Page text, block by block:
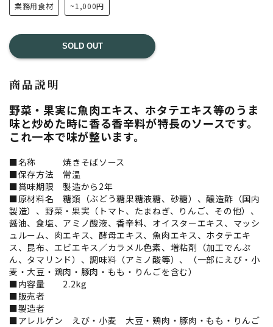
業務用食材 ~1,000円
SOLD OUT
商品説明
野菜・果実に魚肉エキス、ホタテエキス等のうま
味と炒めた時に香る香辛料が特長のソースです。
これ一本で味が整います。
■名称 焼きそばソース
■保存方法 常温
■賞味期限 製造から2年
■原材料名 糖類（ぶどう糖果糖液糖、砂糖）、醸造酢（国内
製造）、野菜・果実（トマト、たまねぎ、りんご、その他）、
醤油、食塩、アミノ酸液、香辛料、オイスターエキス、マッシ
ュルーム、肉エキス、酵母エキス、魚肉エキス、ホタテエキ
ス、昆布、エビエキス／カラメル色素、増粘剤（加工でんぷ
ん、タマリンド）、調味料（アミノ酸等）、（一部にえび・小
麦・大豆・鶏肉・豚肉・もも・りんごを含む）
■内容量 2.2kg
■販売者
■製造者
■アレルゲン えび・小麦 大豆・鶏肉・豚肉・もも・りんご